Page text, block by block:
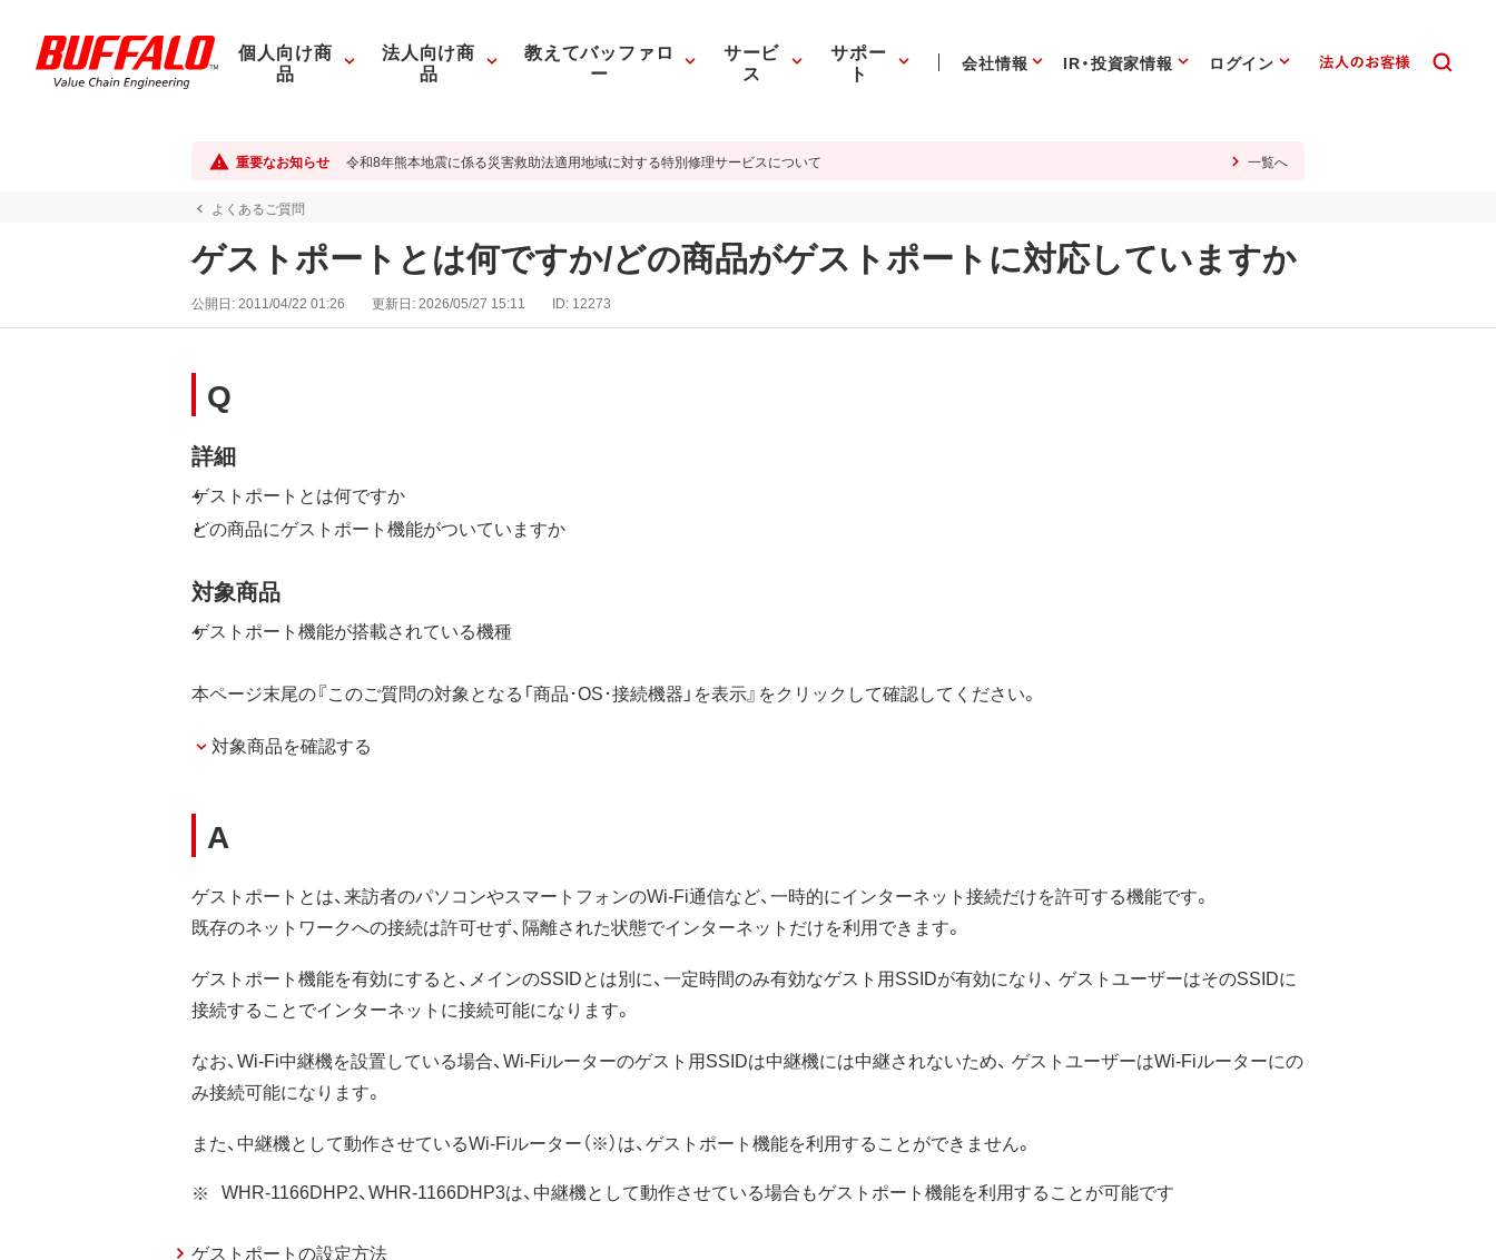
個人向け商
品
法人向け商
品
教えてバッファロ
ー
サービ
ス
サポー
ト 会社情報 IR・投資家情報 ログイン
重要なお知らせ 令和8年熊本地震に係る災害救助法適用地域に対する特別修理サービスについて 一覧へ
よくあるご質問
ゲストポートとは何ですか/どの商品がゲストポートに対応していますか
公開日:2011/04/22 01:26 更新日:2026/05/27 15:11 ID: 12273
Q
詳細
ゲストポートとは何ですか
どの商品にゲストポート機能がついていますか
対象商品
ゲストポート機能が搭載されている機種
本ページ末尾の『このご質問の対象となる「商品･OS･接続機器」を表示』をクリックして確認してください。
対象商品を確認する
A
ゲストポートとは、来訪者のパソコンやスマートフォンのWi-Fi通信など、一時的にインターネット接続だけを許可する機能です。
既存のネットワークへの接続は許可せず、隔離された状態でインターネットだけを利用できます。
ゲストポート機能を有効にすると、メインのSSIDとは別に、一定時間のみ有効なゲスト用SSIDが有効になり、 ゲストユーザーはそのSSIDに
接続することでインターネットに接続可能になります。
なお、Wi-Fi中継機を設置している場合、Wi-Fiルーターのゲスト用SSIDは中継機には中継されないため、 ゲストユーザーはWi-Fiルーターにの
み接続可能になります。
また、中継機として動作させているWi-Fiルーター（※）は、ゲストポート機能を利用することができません。
WHR-1166DHP2、WHR-1166DHP3は、中継機として動作させている場合もゲストポート機能を利用することが可能です
ゲストポートの設定方法